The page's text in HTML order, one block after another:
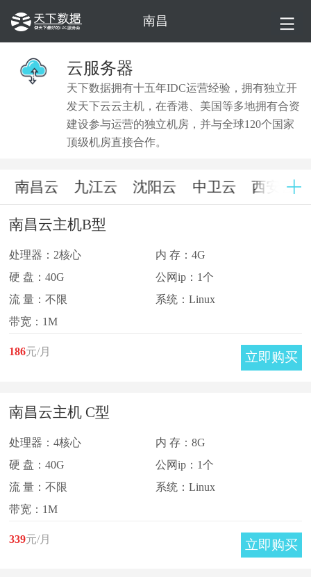
南昌
云服务器
天下数据拥有十五年IDC运营经验，拥有独立开
发天下云云主机，在香港、美国等多地拥有合资
建设参与运营的独立机房，并与全球120个国家
顶级机房直接合作。
南昌云 九江云 沈阳云 中卫云 西安云
南昌云主机B型
处理器：2核心
硬 盘：40G
流 量：不限
带宽：1M
内 存：4G
公网ip：1个
系统：Linux
186元/月 立即购买
南昌云主机 C型
处理器：4核心
硬 盘：40G
流 量：不限
带宽：1M
内 存：8G
公网ip：1个
系统：Linux
339元/月 立即购买